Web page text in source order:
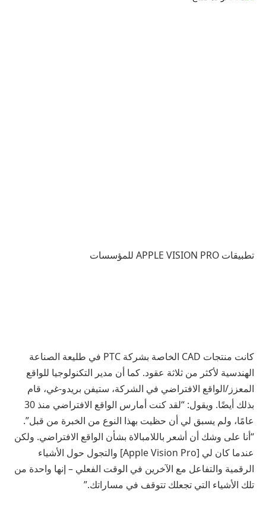
تطبيقات APPLE VISION PRO للمؤسسات
كانت منتجات CAD الخاصة بشركة PTC في طليعة الصناعة
الهندسية لأكثر من ثلاثة عقود. كما أن مدير التكنولوجيا للواقع
المعزز/الواقع الافتراضي في الشركة، ستيفن بريدو-غي، قام
بذلك أيضًا. ويقول: “لقد كنت أمارس الواقع الافتراضي منذ 30
عامًا، ولم يسبق لي أن حظيت بهذا النوع من الخبرة من قبل”.
“أنا على وشك أن أشعر باللامبالاة بشأن الواقع الافتراضي. ولكن
عندما كان لي [Apple Vision Pro] والتجول حول الأشياء
الرقمية والتفاعل مع الآخرين في الوقت الفعلي – إنها واحدة من
تلك الأشياء التي تجعلك تتوقف في مساراتك.”